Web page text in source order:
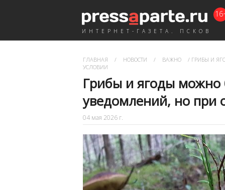
ИНТЕРНЕТ-ГАЗЕТА. ПСКОВ
ГЛАВНАЯ / НОВОСТИ / ВАЖНО / ГРИБЫ И
УСЛОВИИ
Грибы и ягоды можно
уведомлений, но при
04 мая 2026 г.